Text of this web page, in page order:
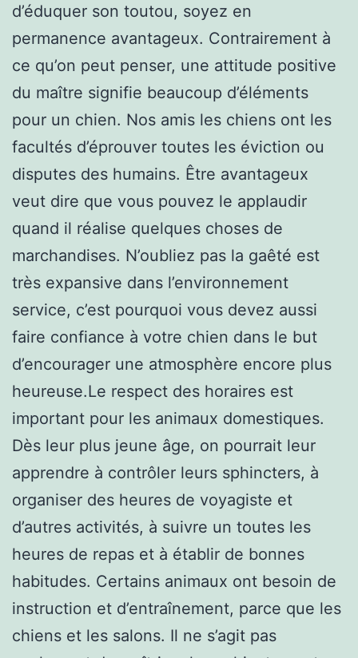
d’éduquer son toutou, soyez en
permanence avantageux. Contrairement à
ce qu’on peut penser, une attitude positive
du maître signifie beaucoup d’éléments
pour un chien. Nos amis les chiens ont les
facultés d’éprouver toutes les éviction ou
disputes des humains. Être avantageux
veut dire que vous pouvez le applaudir
quand il réalise quelques choses de
marchandises. N’oubliez pas la gaêté est
très expansive dans l’environnement
service, c’est pourquoi vous devez aussi
faire confiance à votre chien dans le but
d’encourager une atmosphère encore plus
heureuse.Le respect des horaires est
important pour les animaux domestiques.
Dès leur plus jeune âge, on pourrait leur
apprendre à contrôler leurs sphincters, à
organiser des heures de voyagiste et
d’autres activités, à suivre un toutes les
heures de repas et à établir de bonnes
habitudes. Certains animaux ont besoin de
instruction et d’entraînement, parce que les
chiens et les salons. Il ne s’agit pas